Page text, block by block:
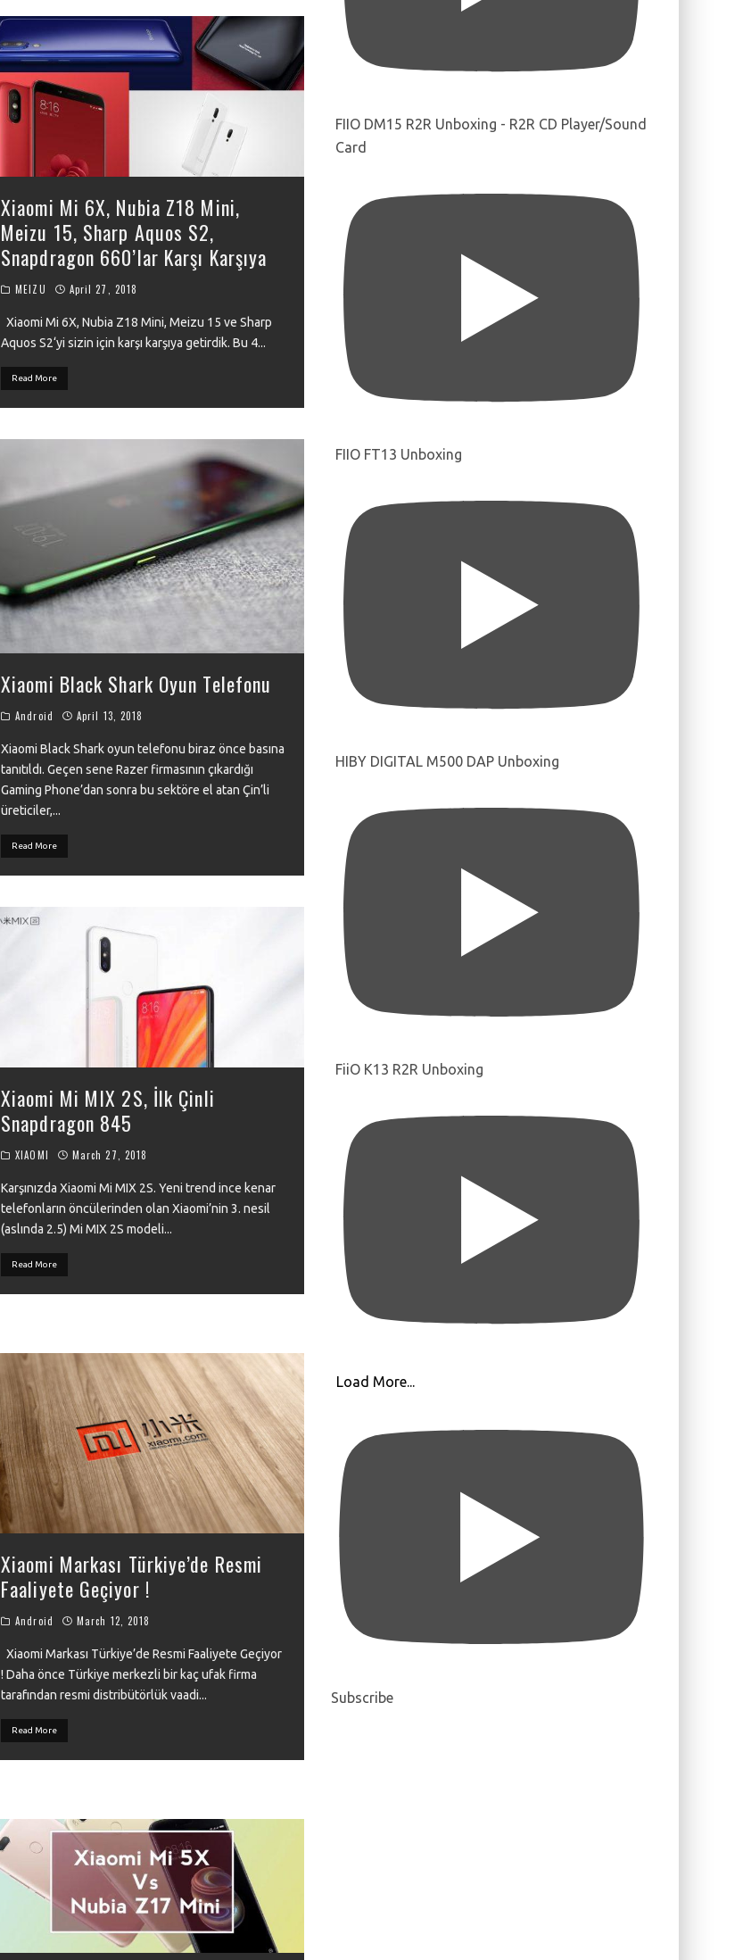
Xiaomi Mi 6X, Nubia Z18 Mini,
Meizu 15, Sharp Aquos S2,
Snapdragon 660’lar Karşı Karşıya
MEIZU April 27, 2018
Xiaomi Mi 6X, Nubia Z18 Mini, Meizu 15 ve Sharp
Aquos S2‘yi sizin için karşı karşıya getirdik. Bu 4...
Read More
Xiaomi Black Shark Oyun Telefonu
Android April 13, 2018
Xiaomi Black Shark oyun telefonu biraz önce basına
tanıtıldı. Geçen sene Razer firmasının çıkardığı
Gaming Phone’dan sonra bu sektöre el atan Çin’li
üreticiler,...
Read More
Xiaomi Mi MIX 2S, İlk Çinli
Snapdragon 845
XIAOMI March 27, 2018
Karşınızda Xiaomi Mi MIX 2S. Yeni trend ince kenar
telefonların öncülerinden olan Xiaomi’nin 3. nesil
(aslında 2.5) Mi MIX 2S modeli...
Read More
Xiaomi Markası Türkiye’de Resmi
Faaliyete Geçiyor !
Android March 12, 2018
Xiaomi Markası Türkiye’de Resmi Faaliyete Geçiyor
! Daha önce Türkiye merkezli bir kaç ufak firma
tarafından resmi distribütörlük vaadi...
Read More
FIIO DM15 R2R Unboxing - R2R CD Player/Sound
Card
FIIO FT13 Unboxing
HIBY DIGITAL M500 DAP Unboxing
FiiO K13 R2R Unboxing
Load More...
Subscribe